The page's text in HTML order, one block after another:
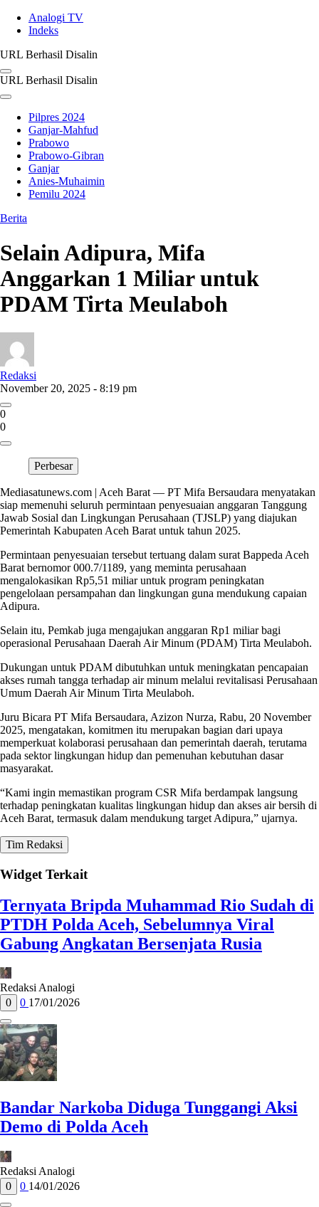
Analogi TV
Indeks
URL Berhasil Disalin
URL Berhasil Disalin
Pilpres 2024
Ganjar-Mahfud
Prabowo
Prabowo-Gibran
Ganjar
Anies-Muhaimin
Pemilu 2024
Berita
Selain Adipura, Mifa
Anggarkan 1 Miliar untuk
PDAM Tirta Meulaboh
Redaksi
November 20, 2025 - 8:19 pm
0
0
Perbesar
Mediasatunews.com | Aceh Barat — PT Mifa Bersaudara menyatakan
siap memenuhi seluruh permintaan penyesuaian anggaran Tanggung
Jawab Sosial dan Lingkungan Perusahaan (TJSLP) yang diajukan
Pemerintah Kabupaten Aceh Barat untuk tahun 2025.
Permintaan penyesuaian tersebut tertuang dalam surat Bappeda Aceh
Barat bernomor 000.7/1189, yang meminta perusahaan
mengalokasikan Rp5,51 miliar untuk program peningkatan
pengelolaan persampahan dan lingkungan guna mendukung capaian
Adipura.
Selain itu, Pemkab juga mengajukan anggaran Rp1 miliar bagi
operasional Perusahaan Daerah Air Minum (PDAM) Tirta Meulaboh.
Dukungan untuk PDAM dibutuhkan untuk meningkatan pencapaian
akses rumah tangga terhadap air minum melalui revitalisasi Perusahaan
Umum Daerah Air Minum Tirta Meulaboh.
Juru Bicara PT Mifa Bersaudara, Azizon Nurza, Rabu, 20 November
2025, mengatakan, komitmen itu merupakan bagian dari upaya
memperkuat kolaborasi perusahaan dan pemerintah daerah, terutama
pada sektor lingkungan hidup dan pemenuhan kebutuhan dasar
masyarakat.
“Kami ingin memastikan program CSR Mifa berdampak langsung
terhadap peningkatan kualitas lingkungan hidup dan akses air bersih di
Aceh Barat, termasuk dalam mendukung target Adipura,” ujarnya.
Tim Redaksi
Widget Terkait
Ternyata Bripda Muhammad Rio Sudah di
PTDH Polda Aceh, Sebelumnya Viral
Gabung Angkatan Bersenjata Rusia
Redaksi Analogi
0
0 17/01/2026
Bandar Narkoba Diduga Tunggangi Aksi
Demo di Polda Aceh
Redaksi Analogi
0
0 14/01/2026